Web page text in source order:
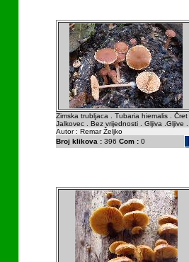
Zimska trubljaca . Tubaria hiemalis . Čret
Jalkovec . Bez vrijednosti . Gljiva .Gljive .
Autor : Remar Željko
Broj klikova :396 Com :0